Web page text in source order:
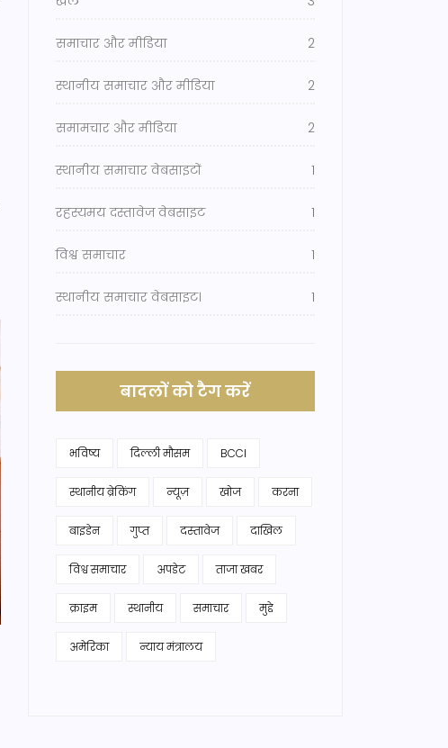
समाचार और मीडिया 2
स्थानीय समाचार और मीडिया 2
समामचार और मीडिया 2
स्थानीय समाचार वेबसाइटों 1
रहस्यमय दस्तावेज वेबसाइट 1
विश्व समाचार 1
स्थानीय समाचार वेबसाइट। 1
बादलों को टैग करें
भविष्य दिल्ली मौसम BCCI
स्थानीय ब्रेकिंग न्यूज़ खोज करना
बाइडेन गुप्त दस्तावेज दाखिल
विश्व समाचार अपडेट ताजा खबर
क्राइम स्थानीय समाचार मुद्दे
अमेरिका न्याय मंत्रालय